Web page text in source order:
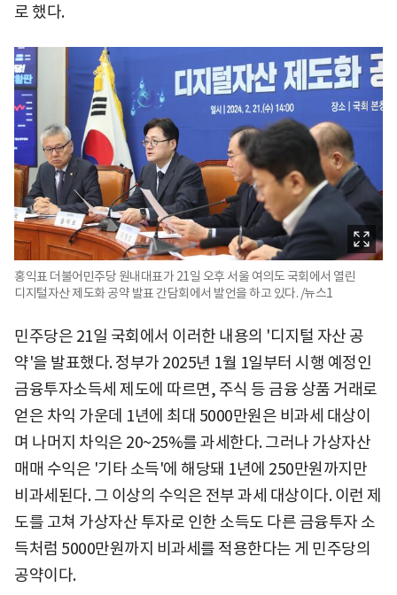
로 했다.
홍익표 더불어민주당 원내대표가 21일 오후 서울 여의도 국회에서 열린
디지털자산 제도화 공약 발표 간담회에서 발언을 하고 있다. /뉴스1
민주당은 21일 국회에서 이러한 내용의 '디지털 자산 공
약'을 발표했다. 정부가 2025년 1월 1일부터 시행 예정인
금융투자소득세 제도에 따르면, 주식 등 금융 상품 거래로
얻은 차익 가운데 1년에 최대 5000만원은 비과세 대상이
며 나머지 차익은 20~25%를 과세한다. 그러나 가상자산
매매 수익은 '기타 소득'에 해당돼 1년에 250만원까지만
비과세된다. 그 이상의 수익은 전부 과세 대상이다. 이런 제
도를 고쳐 가상자산 투자로 인한 소득도 다른 금융투자 소
득처럼 5000만원까지 비과세를 적용한다는 게 민주당의
공약이다.